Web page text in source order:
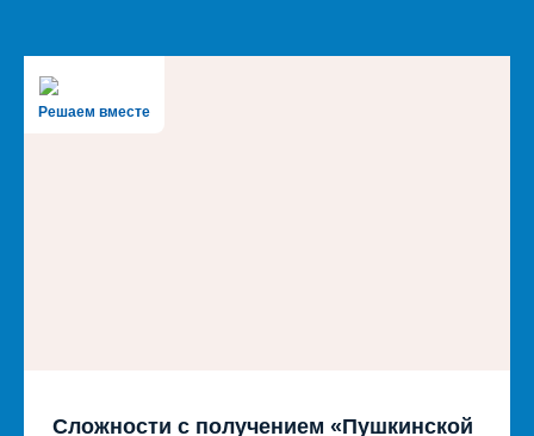
Решаем вместе
Сложности с получением «Пушкинской